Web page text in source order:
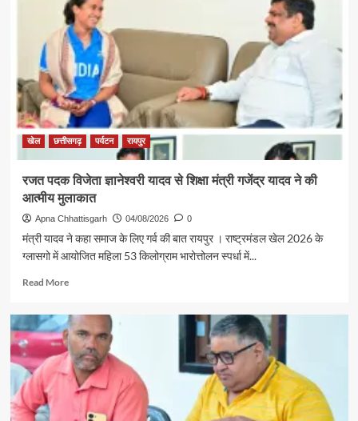
मंत्री
श्री
राजेश
अग्रवाल
की
पहल
से
सरगुजा
संभाग
श्रद्धालु
भारत
गौरव
से
रामलला
बाबा
के
दर्शन
के
लिए
रवाना
खेल छत्तीसगढ़ पर्यटन रायपुर
रजत पदक विजेता ज्ञानेश्वरी यादव से शिक्षा मंत्री गजेंद्र यादव ने की
आत्मीय मुलाकात
Apna Chhattisgarh 04/08/2026 0
मंत्री यादव ने कहा समाज के लिए गर्व की बात रायपुर । राष्ट्रमंडल खेल 2026 के
ग्लासगो में आयोजित महिला 53 किलोग्राम भारोत्तोलन स्पर्धा में...
Read MoreRead
रजत
पदक
विजेता
ज्ञानेश्वरी
यादव
शिक्षा